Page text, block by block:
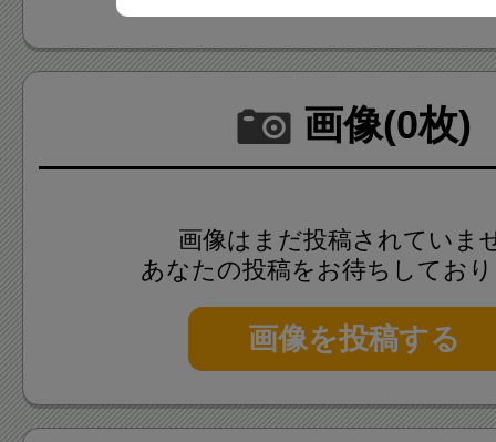
画像(0枚)
画像はまだ投稿されていま
あなたの投稿をお待ちしてお
画像を投稿する